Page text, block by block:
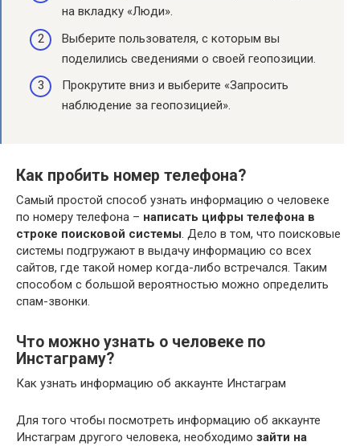
на вкладку «Люди».
Выберите пользователя, с которым вы
поделились сведениями о своей геопозиции.
Прокрутите вниз и выберите «Запросить
наблюдение за геопозицией».
Как пробить номер телефона?
Самый простой способ узнать информацию о человеке
по номеру телефона – написать цифры телефона в
строке поисковой системы. Дело в том, что поисковые
системы подгружают в выдачу информацию со всех
сайтов, где такой номер когда-либо встречался. Таким
способом с большой вероятностью можно определить
спам-звонки.
Что можно узнать о человеке по
Инстаграму?
Как узнать информацию об аккаунте Инстаграм
Для того чтобы посмотреть информацию об аккаунте
Инстаграм другого человека, необходимо зайти на